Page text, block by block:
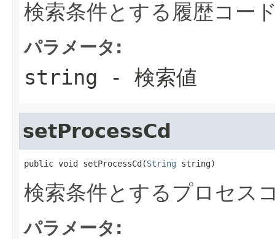
検索条件とする履歴コー
パラメータ:
string - 検索値
setProcessCd
public void setProcessCd(String string)
検索条件とするプロセス
パラメータ: